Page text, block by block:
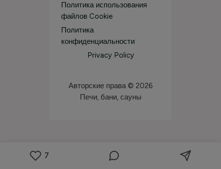
Политика использования
файлов Cookie
Политика
конфиденциальности
Privacy Policy
Авторские права © 2026
Печи, бани, сауны
7